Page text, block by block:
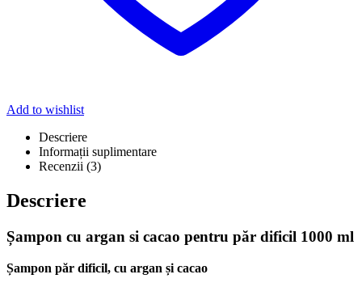
Add to wishlist
Descriere
Informații suplimentare
Recenzii (3)
Descriere
Șampon cu argan si cacao pentru păr dificil 1000 ml
Șampon păr dificil, cu argan și cacao